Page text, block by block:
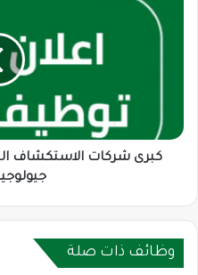
شركات
الاستكشاف
جيولوجية
شاغرةكبرى شركات الاستكشاف
وظائف ذات صلة